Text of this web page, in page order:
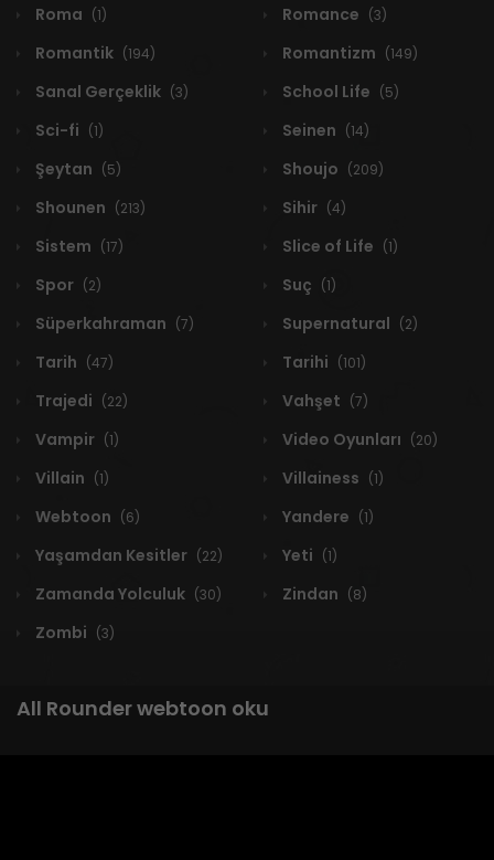
Roma (1) Romance (3)
Romantik (194) Romantizm (149)
Sanal Gerçeklik (3) School Life (5)
Sci-fi (1) Seinen (14)
Şeytan (5) Shoujo (209)
Shounen (213) Sihir (4)
Sistem (17) Slice of Life (1)
Spor (2) Suç (1)
Süperkahraman (7) Supernatural (2)
Tarih (47) Tarihi (101)
Trajedi (22) Vahşet (7)
Vampir (1) Video Oyunları (20)
Villain (1) Villainess (1)
Webtoon (6) Yandere (1)
Yaşamdan Kesitler (22) Yeti (1)
Zamanda Yolculuk (30) Zindan (8)
Zombi (3)
All Rounder webtoon oku